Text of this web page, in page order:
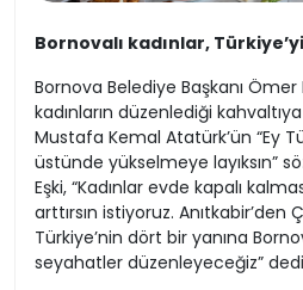
Bornovalı kadınlar,
Bornova Belediye Başkanı Ömer
kadınların düzenlediği
Mustafa Kemal Atatürk’ün “Ey
üstünde yükselmeye layıksın”
Eşki, “Kadınlar evde kapalı
arttırsın istiyoruz. Anıtkabir’den
Türkiye’nin dört bir yanına
seyahatler düzenleyeceğiz”